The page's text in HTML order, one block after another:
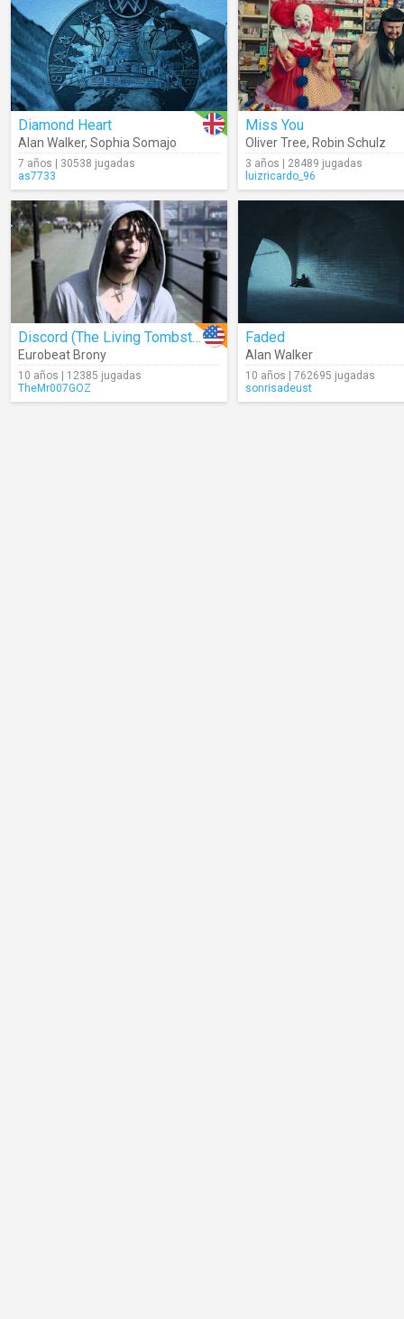
Diamond Heart
Alan Walker, Sophia Somajo
7 años | 30538 jugadas
as7733
Miss You
Oliver Tree, Robin Schulz
3 años | 28489 jugadas
luizricardo_96
Discord (The Living Tombstone Remix)
Eurobeat Brony
10 años | 12385 jugadas
TheMr007GOZ
Faded
Alan Walker
10 años | 762695 jugadas
sonrisadeust